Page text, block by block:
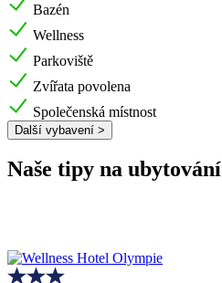
Bazén
Wellness
Parkoviště
Zvířata povolena
Společenská místnost
Další vybavení >
Naše tipy na ubytování